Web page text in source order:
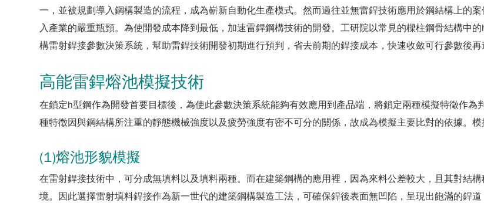
一，並被規劃導入鋼構製造的流程，成為嶄新自動化生產模式。然而過往並無雷銲技術應用於鋼結構上的
入產業的嚴重瓶頸。為使開發成本降到最低，加速雷銲鋼構技術的開發。工研院以常見的樑柱鋼骨結構中
構雷射銲接參數決策系統，幫助雷銲技術開發初期進行預判，省去前期的銲接成本，快速收斂可行參數後再
高能雷銲熔池模擬技術
在鎖定h型鋼作為開發首要目標後，為使此參數決策系統能夠有效應用到產品端，將鎖定兩種模擬特徵作
種特徵因與鋼結構所注重的靜態機械強度以及疲勞強度有密不可分的關係，故成為模擬主要比對的依據。
(1)熔池形貌模擬
在雷射銲接技術中，可分成無填料以及填料兩種。而在建築鋼構的應用裡，因為來料公差較大，且其對結
境。因此選擇雷射填料銲接作為新一世代的建築鋼構製造工法，可確保銲後表面無凹陷，呈現出飽滿的銲